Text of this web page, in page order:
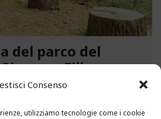
Consenso
utilizziamo tecnologie come i cookie
del parco del
Filippo